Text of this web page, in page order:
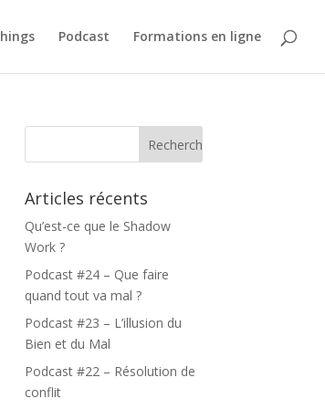
Podcast Formations en ligne
Articles récents
Qu’est-ce que le Shadow
Work ?
Podcast #24 – Que faire
quand tout va mal ?
Podcast #23 – L’illusion du
Bien et du Mal
Podcast #22 – Résolution de
conflit